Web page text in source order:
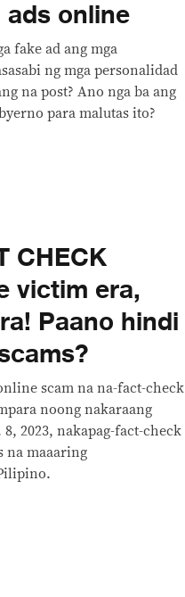
online
fake ad ang mga
ng mga personalidad
na post? Ano nga ba ang
para malutas ito?
CHECK
victim era,
Paano hindi
scam na na-fact-check
noong nakaraang
2023, nakapag-fact-check
na maaaring